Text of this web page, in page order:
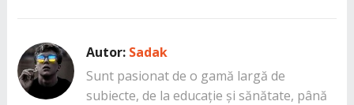
Autor: Sadak
Sunt pasionat de o gamă largă de
subiecte, de la educație și sănătate, până